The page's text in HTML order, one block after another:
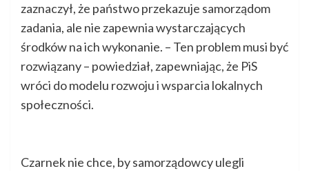
zaznaczył, że państwo przekazuje samorządom
zadania, ale nie zapewnia wystarczających
środków na ich wykonanie. – Ten problem musi być
rozwiązany – powiedział, zapewniając, że PiS
wróci do modelu rozwoju i wsparcia lokalnych
społeczności.
Czarnek nie chce, by samorządowcy ulegli